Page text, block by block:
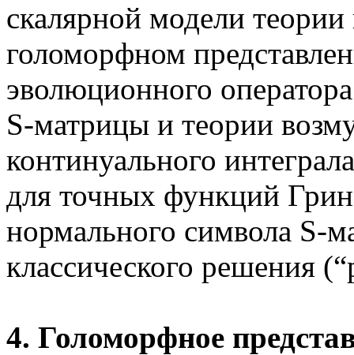
скалярной модели
голоморфном
эволюционного
S-матрицы и теории
континуального
для точных функций
нормального символа S-
классического решения
4. Голоморфное